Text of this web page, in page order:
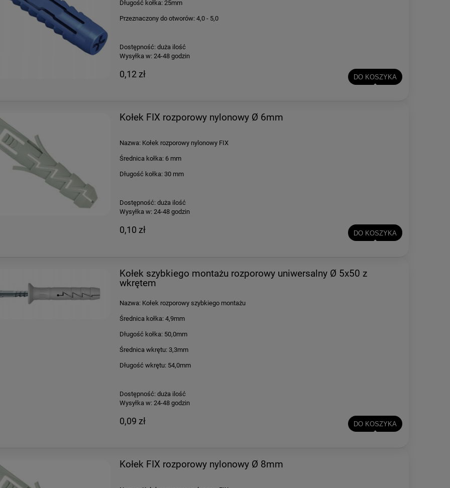
Długość kołka: 25mm
Przeznaczony do otworów: 4,0 - 5,0
Dostępność: duża ilość
Wysyłka w: 24-48 godzin
0,12 zł DO KOSZYKA
Kołek FIX rozporowy nylonowy Ø 6mm
Nazwa: Kołek rozporowy nylonowy FIX
Średnica kołka: 6 mm
Długość kołka: 30 mm
Dostępność: duża ilość
Wysyłka w: 24-48 godzin
0,10 zł DO KOSZYKA
Kołek szybkiego montażu rozporowy uniwersalny Ø 5x50 z
wkrętem
Nazwa: Kołek rozporowy szybkiego montażu
Średnica kołka: 4,9mm
Długość kołka: 50,0mm
Średnica wkrętu: 3,3mm
Długość wkrętu: 54,0mm
Dostępność: duża ilość
Wysyłka w: 24-48 godzin
0,09 zł DO KOSZYKA
Kołek FIX rozporowy nylonowy Ø 8mm